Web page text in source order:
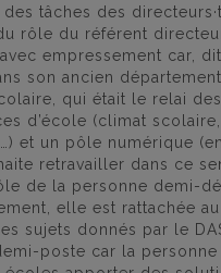
tâches des
rôle du référent
empressement car,
son ancien
qui était le relai des
d’école (climat
et un pôle numérique
retravailler dans ce
de la personne demi-
elle est rattachée au
sujets donnés par le
poste car la